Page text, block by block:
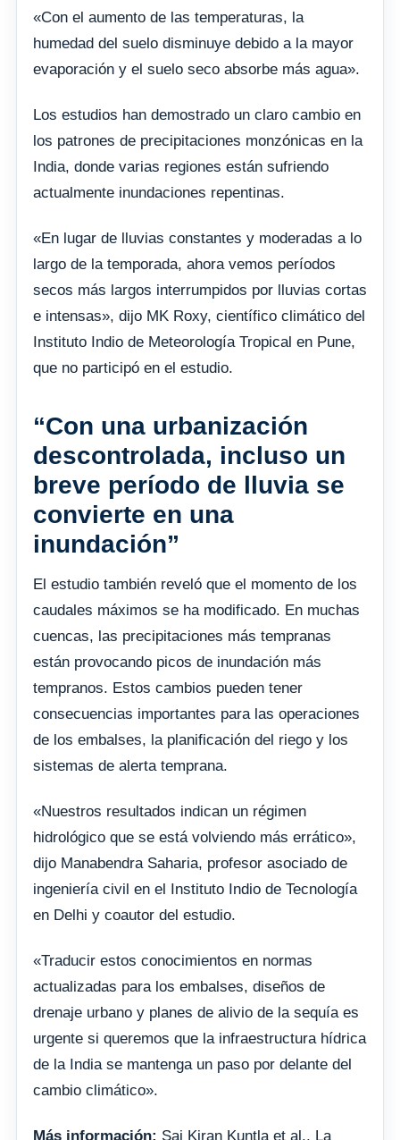
«Con el aumento de las temperaturas, la
humedad del suelo disminuye debido a la mayor
evaporación y el suelo seco absorbe más agua».
Los estudios han demostrado un claro cambio en
los patrones de precipitaciones monzónicas en la
India, donde varias regiones están sufriendo
actualmente inundaciones repentinas.
«En lugar de lluvias constantes y moderadas a lo
largo de la temporada, ahora vemos períodos
secos más largos interrumpidos por lluvias cortas
e intensas», dijo MK Roxy, científico climático del
Instituto Indio de Meteorología Tropical en Pune,
que no participó en el estudio.
“Con una urbanización
descontrolada, incluso un
breve período de lluvia se
convierte en una
inundación”
El estudio también reveló que el momento de los
caudales máximos se ha modificado. En muchas
cuencas, las precipitaciones más tempranas
están provocando picos de inundación más
tempranos. Estos cambios pueden tener
consecuencias importantes para las operaciones
de los embalses, la planificación del riego y los
sistemas de alerta temprana.
«Nuestros resultados indican un régimen
hidrológico que se está volviendo más errático»,
dijo Manabendra Saharia, profesor asociado de
ingeniería civil en el Instituto Indio de Tecnología
en Delhi y coautor del estudio.
«Traducir estos conocimientos en normas
actualizadas para los embalses, diseños de
drenaje urbano y planes de alivio de la sequía es
urgente si queremos que la infraestructura hídrica
de la India se mantenga un paso por delante del
cambio climático».
Más información: Sai Kiran Kuntla et al., La